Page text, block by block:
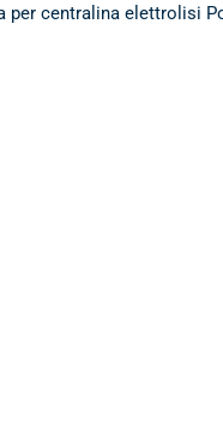
per centralina elettrolisi